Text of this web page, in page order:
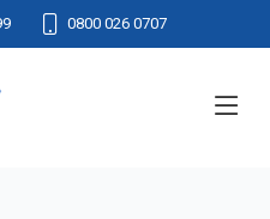
0800 026 0707